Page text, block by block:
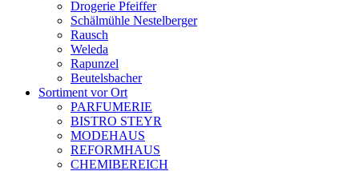
Drogerie Pfeiffer
Schälmühle Nestelberger
Rausch
Weleda
Rapunzel
Beutelsbacher
Sortiment vor Ort
PARFUMERIE
BISTRO STEYR
MODEHAUS
REFORMHAUS
CHEMIBEREICH